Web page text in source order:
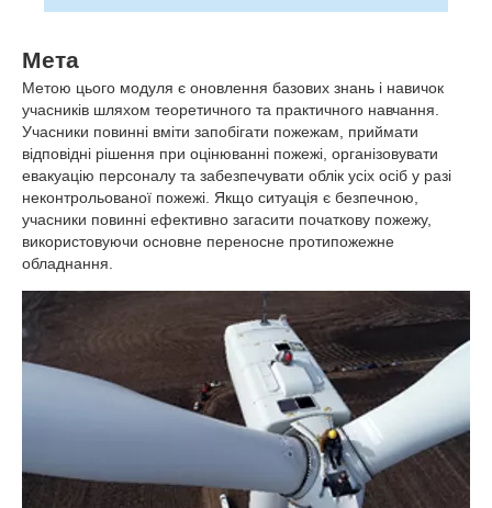
Мета
Метою цього модуля є оновлення базових знань і навичок
учасників шляхом теоретичного та практичного навчання.
Учасники повинні вміти запобігати пожежам, приймати
відповідні рішення при оцінюванні пожежі, організовувати
евакуацію персоналу та забезпечувати облік усіх осіб у разі
неконтрольованої пожежі. Якщо ситуація є безпечною,
учасники повинні ефективно загасити початкову пожежу,
використовуючи основне переносне протипожежне
обладнання.